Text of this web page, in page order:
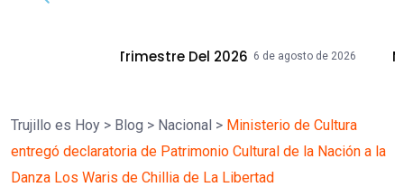
6 de agosto de 2026 Mallplaza Trujillo
Trujillo es Hoy > Blog > Nacional > Ministerio de Cultura
entregó declaratoria de Patrimonio Cultural de la Nación a la
Danza Los Waris de Chillia de La Libertad